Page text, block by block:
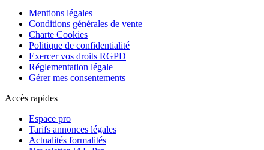
Mentions légales
Conditions générales de vente
Charte Cookies
Politique de confidentialité
Exercer vos droits RGPD
Réglementation légale
Gérer mes consentements
Accès rapides
Espace pro
Tarifs annonces légales
Actualités formalités